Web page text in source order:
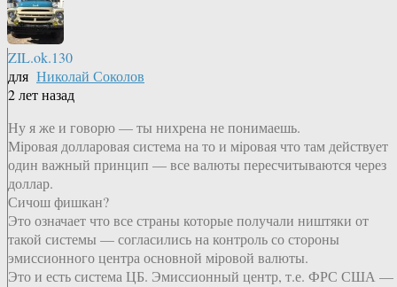
ZIL.ok.130
для Николай Соколов
2 лет назад
Ну я же и говорю — ты нихрена не понимаешь.
Мiровая долларовая система на то и мiровая что там действует
один важный принцип — все валюты пересчитываются через
доллар.
Сичош фишкан?
Это означает что все страны которые получали ништяки от
такой системы — согласились на контроль со стороны
эмиссионного центра основной мiровой валюты.
Это и есть система ЦБ. Эмиссионный центр, т.е. ФРС США —